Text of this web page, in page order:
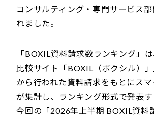
コンサルティング・専門サービス
れました。
「BOXIL資料請求数ランキング」
比較サイト「BOXIL（ボクシル）
から行われた資料請求をもとにス
が集計し、ランキング形式で発表す
今回の「2026年上半期 BOXIL資料